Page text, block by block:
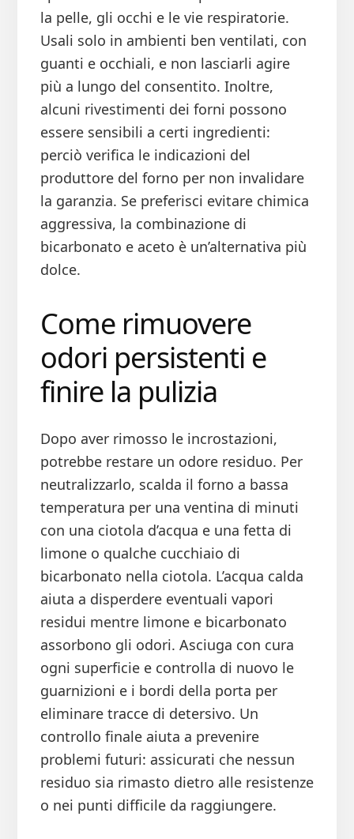
la pelle, gli occhi e le vie respiratorie.
Usali solo in ambienti ben ventilati, con
guanti e occhiali, e non lasciarli agire
più a lungo del consentito. Inoltre,
alcuni rivestimenti dei forni possono
essere sensibili a certi ingredienti:
perciò verifica le indicazioni del
produttore del forno per non invalidare
la garanzia. Se preferisci evitare chimica
aggressiva, la combinazione di
bicarbonato e aceto è un’alternativa più
dolce.
Come rimuovere
odori persistenti e
finire la pulizia
Dopo aver rimosso le incrostazioni,
potrebbe restare un odore residuo. Per
neutralizzarlo, scalda il forno a bassa
temperatura per una ventina di minuti
con una ciotola d’acqua e una fetta di
limone o qualche cucchiaio di
bicarbonato nella ciotola. L’acqua calda
aiuta a disperdere eventuali vapori
residui mentre limone e bicarbonato
assorbono gli odori. Asciuga con cura
ogni superficie e controlla di nuovo le
guarnizioni e i bordi della porta per
eliminare tracce di detersivo. Un
controllo finale aiuta a prevenire
problemi futuri: assicurati che nessun
residuo sia rimasto dietro alle resistenze
o nei punti difficile da raggiungere.